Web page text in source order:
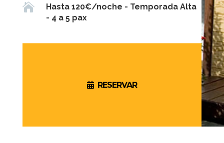

Hasta 120€/noche - Temporada Alta
- 4 a 5 pax
RESERVAR